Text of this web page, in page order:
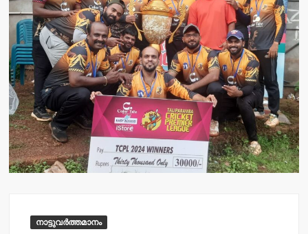
നാട്ടുവർത്തമാനം